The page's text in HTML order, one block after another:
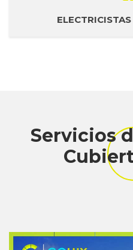
Servicios